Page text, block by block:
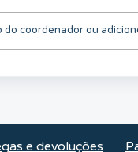
do coordenador ou
e devoluções